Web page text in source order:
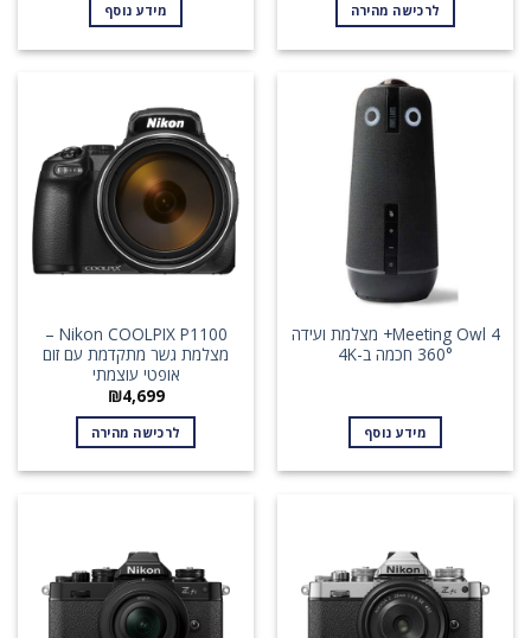
לרכישה מהירה מידע נוסף
Meeting Owl 4+ מצלמת ועידה
360° חכמה ב-4K
מידע נוסף
Nikon COOLPIX P1100 –
מצלמת גשר מתקדמת עם זום
אופטי עוצמתי
₪4,699
לרכישה מהירה